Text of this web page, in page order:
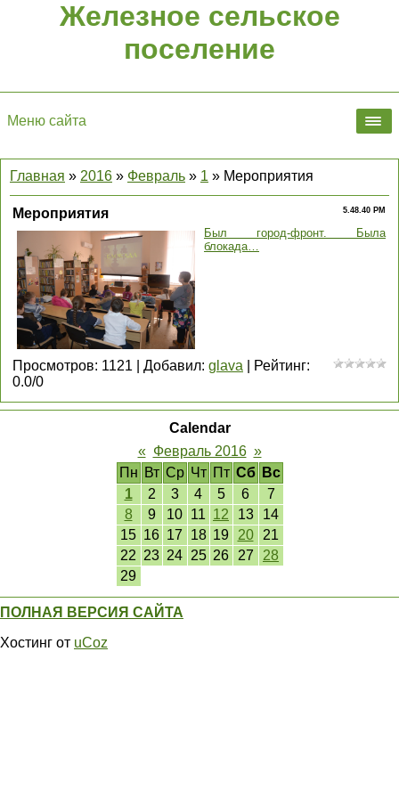
Железное сельское
поселение
Меню сайта
Главная » 2016 » Февраль » 1 » Мероприятия
5.48.40 PM
Мероприятия
Был город-фронт. Была
блокада…
Просмотров: 1121 Добавил: glava Рейтинг:
0.0/0
Calendar
« Февраль 2016 »
Пн Вт Ср Чт Пт Сб
Вс
1
2 3 4 5 6
7
8
9 10 11 12 13
14
15 16 17 18 19 20
21
22 23 24 25 26 27
28
29
ПОЛНАЯ ВЕРСИЯ САЙТА
Хостинг от uCoz